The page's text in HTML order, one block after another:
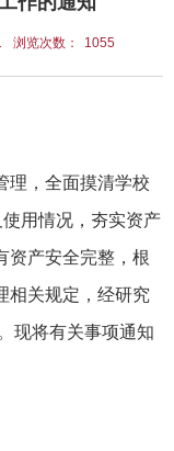
浏览次数： 1055
理，全面摸清学校
用情况，夯实资产
资产安全完整，根
相关规定，经研究
现将有关事项通知